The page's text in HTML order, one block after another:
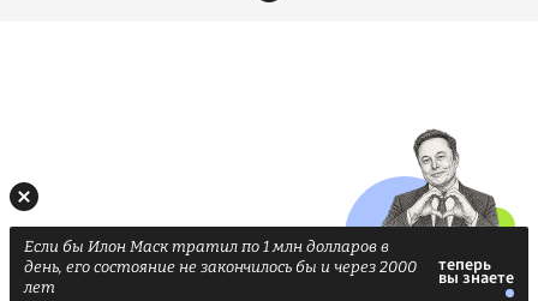
Если бы Илон Маск тратил по 1 млн долларов в
день, его состояние не закончилось бы и через 2000
лет